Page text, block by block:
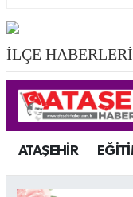
İLÇE HABERLERİ